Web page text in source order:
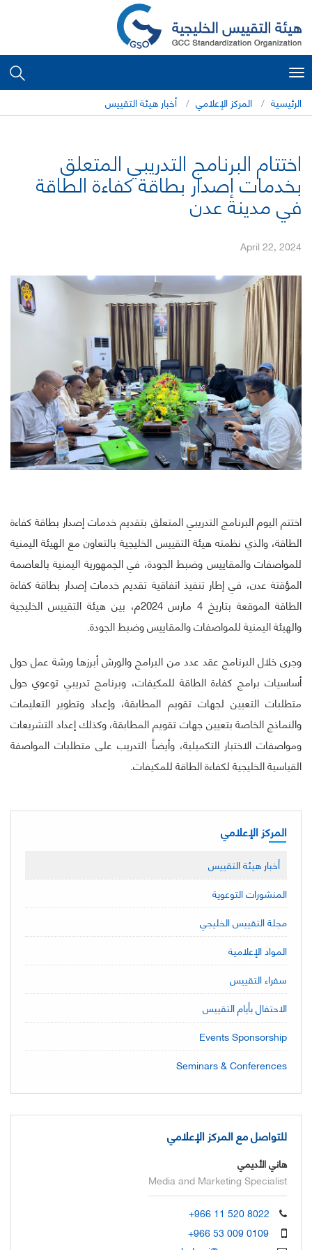
Toggle
navigation
الرئيسية المركز الإعلامي أخبار هيئة التقييس
اختتام البرنامج التدريبي المتعلق
بخدمات إصدار بطاقة كفاءة الطاقة
في مدينة عدن
April 22, 2024
اختتم اليوم البرنامج التدريبي المتعلق بتقديم خدمات إصدار بطاقة كفاءة
الطاقة، والذي نظمته هيئة التقييس الخليجية بالتعاون مع الهيئة اليمنية
للمواصفات والمقاييس وضبط الجودة، في الجمهورية اليمنية بالعاصمة
المؤقتة عدن، في إطار تنفيذ اتفاقية تقديم خدمات إصدار بطاقة كفاءة
الطاقة الموقعة بتاريخ 4 مارس 2024م، بين هيئة التقييس الخليجية
والهيئة اليمنية للمواصفات والمقاييس وضبط الجودة.
وجرى خلال البرنامج عقد عدد من البرامج والورش أبرزها ورشة عمل حول
أساسيات برامج كفاءة الطاقة للمكيفات، وبرنامج تدريبي توعوي حول
متطلبات التعيين لجهات تقويم المطابقة، وإعداد وتطوير التعليمات
والنماذج الخاصة بتعيين جهات تقويم المطابقة، وكذلك إعداد التشريعات
ومواصفات الاختبار التكميلية، وأيضاً التدريب على متطلبات المواصفة
القياسية الخليجية لكفاءة الطاقة للمكيفات.
المركز الإعلامي
أخبار هيئة التقييس
المنشورات التوعوية
مجلة التقييس الخليجي
المواد الإعلامية
سفراء التقييس
الاحتفال بأيام التقييس
Events Sponsorship
Seminars & Conferences
للتواصل مع المركز الإعلامي
هاني الأديمي
Media and Marketing Specialist
+966 11 520 8022
+966 53 009 0109